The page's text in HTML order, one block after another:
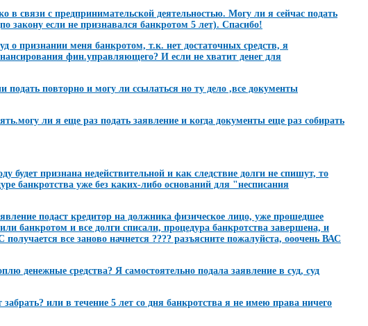
связи с предпринимательской деятельностью. Могу ли я сейчас подать
закону если не признавался банкротом 5 лет). Спасибо!
о признании меня банкротом, т.к. нет достаточных средств, я
фин.управляющего? И если не хватит денег для
подать повторно и могу ли ссылаться но ту дело ,все документы
ли я еще раз подать заявление и когда документы еще раз собирать
признана недействительной и как следствие долги не спишут, то
банкротства уже без каких-либо оснований для "несписания
подаст кредитор на должника физическое лицо, уже прошедшее
банкротом и все долги списали, процедура банкротства завершена, и
все заново начнется ???? разъясните пожалуйста, ооочень ВАС
денежные средства? Я самостоятельно подала заявление в суд, суд
или в течение 5 лет со дня банкротства я не имею права ничего